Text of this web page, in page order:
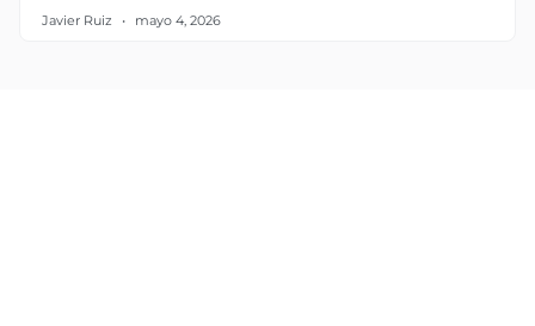
Javier Ruiz mayo 4, 2026